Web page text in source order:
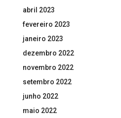
abril 2023
fevereiro 2023
janeiro 2023
dezembro 2022
novembro 2022
setembro 2022
junho 2022
maio 2022